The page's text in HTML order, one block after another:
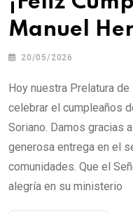
Manuel
20/05/2026
Hoy nuestra Prelatura
celebrar el cumpleaños
Soriano. Damos gracias
generosa entrega en el
comunidades. Que el
alegría en su ministerio